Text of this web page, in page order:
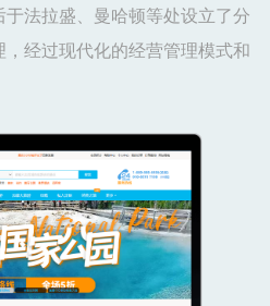
法拉盛、曼哈顿等处设立了分
经过现代化的经营管理模式和